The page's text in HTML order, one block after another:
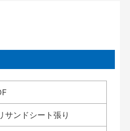
サンドシート張り